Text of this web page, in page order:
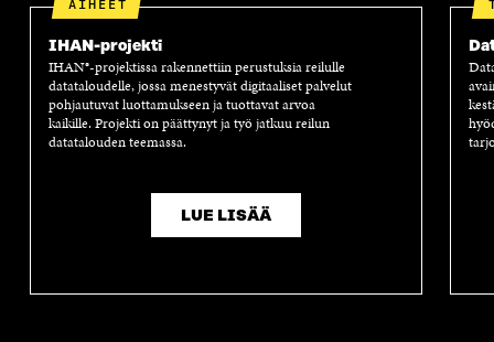
AIHEET
IHAN-projekti
IHAN®-projektissa rakennettiin perustuksia reilulle
datataloudelle, jossa menestyvät digitaaliset palvelut
pohjautuvat luottamukseen ja tuottavat arvoa
kaikille. Projekti on päättynyt ja työ jatkuu reilun
datatalouden teemassa.
LUE LISÄÄ